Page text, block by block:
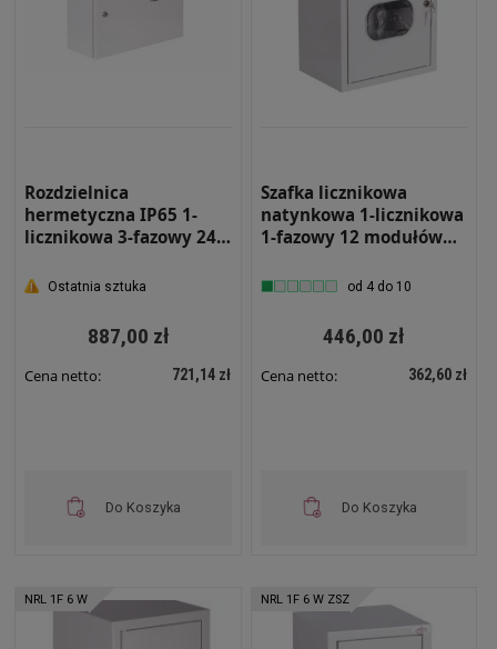
Rozdzielnica
hermetyczna IP65 1-
licznikowa 3-fazowy 24
Szara z zamkiem i szybą
Ostatnia sztuka
887,00 zł
Cena netto: 721,14 zł
Do Koszyka
Szafka licznikowa
natynkowa 1-licznikowa
1-fazowy 12 modułów
z szybą i zamkiem NRL
od 4 do 10
446,00 zł
Cena netto: 362,60 zł
Do Koszyka
NRL 1F 6 W NRL 1F 6 W ZSZ